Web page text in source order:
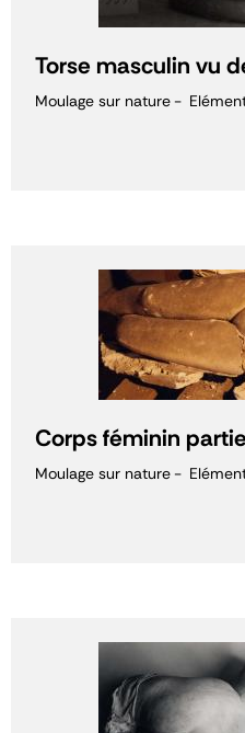
Torse masculin vu
Moulage sur nature
Corps féminin
Moulage sur nature